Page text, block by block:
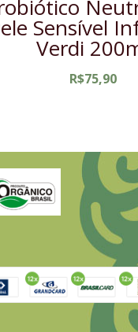
Sensível
Verdi
R$75,90